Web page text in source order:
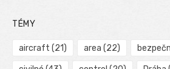
TÉMY
aircraft (21) area (22)